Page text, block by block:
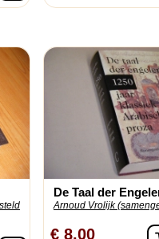
De Taal der
Arnoud Vrolijk
€ 8,00